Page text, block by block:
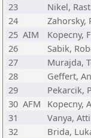
23
Nikel,
24
Zahorsky,
25 AIM Kopecny,
26
Sabik,
27
Murajda,
28
Geffert,
29
Pekarcik,
30 AFM Kopecny,
31
Vanya,
32
Brida,